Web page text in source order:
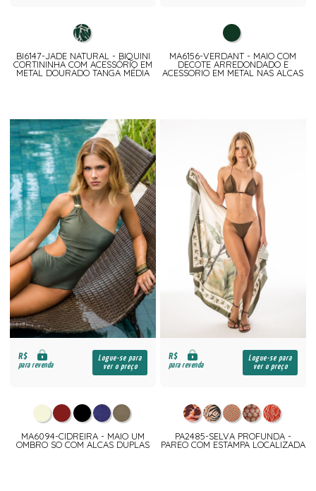
BI6147-JADE NATURAL - BIQUINI
CORTININHA COM ACESSÓRIO EM
METAL DOURADO TANGA MÉDIA
MA6156-VERDANT - MAIO COM
DECOTE ARREDONDADO E
ACESSORIO EM METAL NAS ALCAS
R$
para revenda
Logue-se para
ver o preço
MA6094-CIDREIRA - MAIO UM
OMBRO SO COM ALCAS DUPLAS
R$
para revenda
Logue-se para
ver o preço
PA2485-SELVA PROFUNDA -
PAREO COM ESTAMPA LOCALIZADA